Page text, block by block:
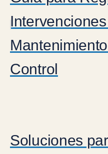
Control
Soluciones